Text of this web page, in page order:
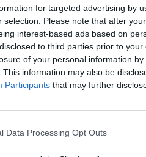
for targeted advertising by
selection. Please note that after
interest-based ads based on
to third parties prior to
of your personal information
This information may also be
Participants that may further
Data Processing Opt Outs